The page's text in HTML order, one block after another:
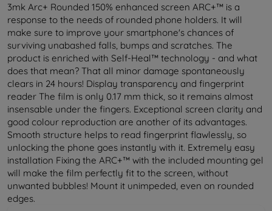
3mk Arc+ Rounded 150% enhanced screen ARC+™ is a
response to the needs of rounded phone holders. It will
make sure to improve your smartphone's chances of
surviving unabashed falls, bumps and scratches. The
product is enriched with Self-Heal™ technology - and what
does that mean? That all minor damage spontaneously
clears in 24 hours! Display transparency and fingerprint
reader The film is only 0.17 mm thick, so it remains almost
insensable under the fingers. Exceptional screen clarity and
good colour reproduction are another of its advantages.
Smooth structure helps to read fingerprint flawlessly, so
unlocking the phone goes instantly with it. Extremely easy
installation Fixing the ARC+™ with the included mounting gel
will make the film perfectly fit to the screen, without
unwanted bubbles! Mount it unimpeded, even on rounded
edges.